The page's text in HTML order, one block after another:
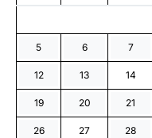
5 6 7
12 13 14
19 20 21
26 27 28